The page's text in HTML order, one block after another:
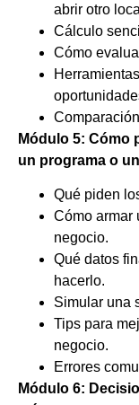
abrir otro
Cálculo
Cómo
Módulo 5: Cómo
un programa o
Qué piden
Cómo armar
negocio.
Qué datos
hacerlo.
Simular una
Tips para
negocio.
Errores
Módulo 6: